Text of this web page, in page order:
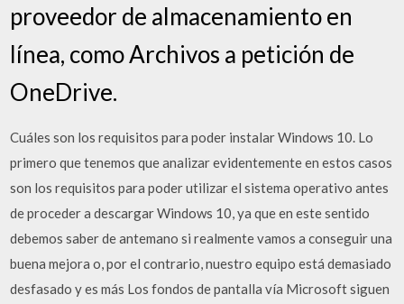
proveedor de almacenamiento en
línea, como Archivos a petición de
OneDrive.
Cuáles son los requisitos para poder instalar Windows 10. Lo
primero que tenemos que analizar evidentemente en estos casos
son los requisitos para poder utilizar el sistema operativo antes
de proceder a descargar Windows 10, ya que en este sentido
debemos saber de antemano si realmente vamos a conseguir una
buena mejora o, por el contrario, nuestro equipo está demasiado
desfasado y es más Los fondos de pantalla vía Microsoft siguen